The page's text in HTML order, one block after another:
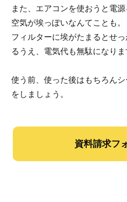
また、エアコンを使おうと電
空気が埃っぽいなんてことも。
フィルターに埃がたまるとせ
るうえ、電気代も無駄になりま
使う前、使った後はもちろん
をしましょう。
資料請求フ